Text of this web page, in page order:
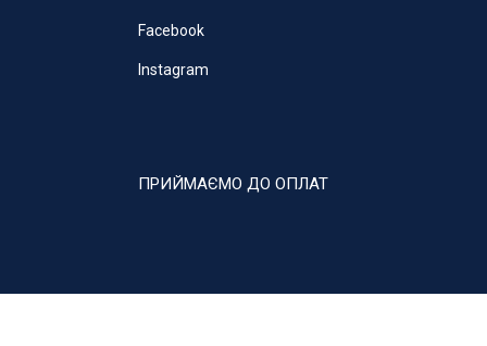
Facebook
Instagram
ПРИЙМАЄМО ДО ОПЛАТ